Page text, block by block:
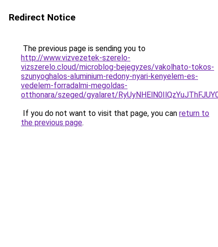
Redirect Notice
The previous page is sending you to
http://www.vizvezetek-szerelo-
vizszerelo.cloud/microblog-bejegyzes/vakolhato-tokos-
szunyoghalos-aluminium-redony-nyari-kenyelem-es-
vedelem-forradalmi-megoldas-
otthonara/szeged/gyalaret/
If you do not want to visit that page, you can return to
the previous page.